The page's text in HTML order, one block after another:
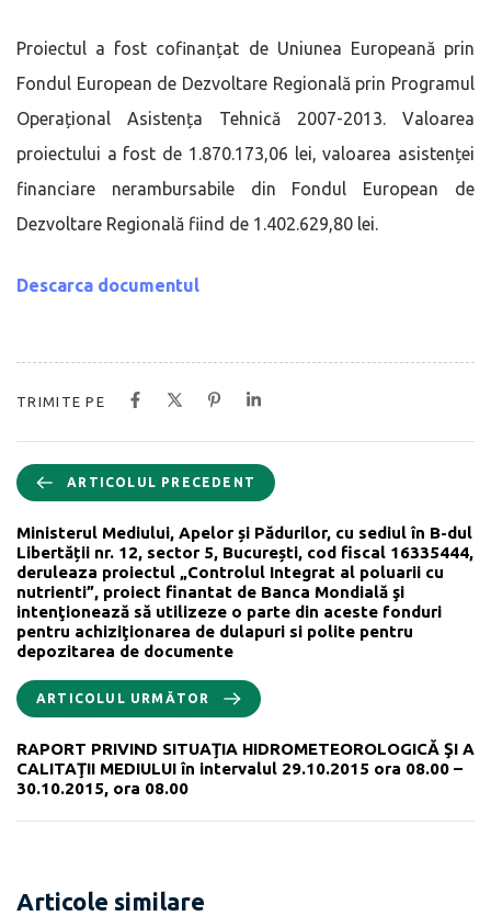
Proiectul a fost cofinanțat de Uniunea Europeană prin
Fondul European de Dezvoltare Regională prin Programul
Operațional Asistența Tehnică 2007-2013. Valoarea
proiectului a fost de 1.870.173,06 lei, valoarea asistenței
financiare nerambursabile din Fondul European de
Dezvoltare Regională fiind de 1.402.629,80 lei.
Descarca documentul
TRIMITE PE
ARTICOLUL PRECEDENT
Ministerul Mediului, Apelor și Pădurilor, cu sediul în B-dul
Libertății nr. 12, sector 5, București, cod fiscal 16335444,
deruleaza proiectul „Controlul Integrat al poluarii cu
nutrienti”, proiect finantat de Banca Mondială şi
intenţionează să utilizeze o parte din aceste fonduri
pentru achiziţionarea de dulapuri si polite pentru
depozitarea de documente
ARTICOLUL URMĂTOR
RAPORT PRIVIND SITUAŢIA HIDROMETEOROLOGICĂ ŞI A
CALITAŢII MEDIULUI în intervalul 29.10.2015 ora 08.00 –
30.10.2015, ora 08.00
Articole similare